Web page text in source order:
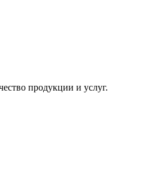
продукции и услуг.